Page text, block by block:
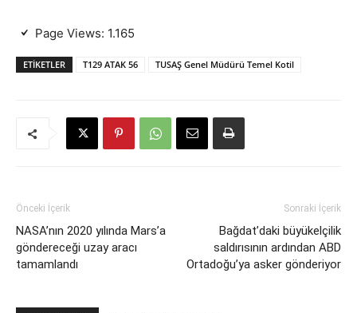
Page Views: 1.165
ETIKETLER T129 ATAK 56 TUSAŞ Genel Müdürü Temel Kotil
Önceki İçerik
NASA’nın 2020 yılında Mars’a
göndereceği uzay aracı
tamamlandı
Sonraki İçerik
Bağdat’daki büyükelçilik
saldırısının ardından ABD
Ortadoğu’ya asker gönderiyor